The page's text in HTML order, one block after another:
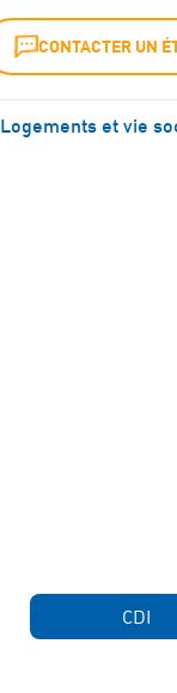
CONTACTER UN
Logements et vie
CDI